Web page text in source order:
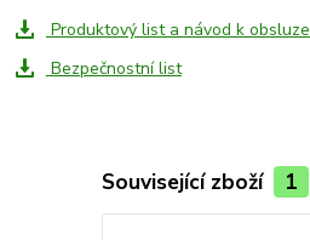
Produktový list a návod k obsluze
Bezpečnostní list
Související zboží 1